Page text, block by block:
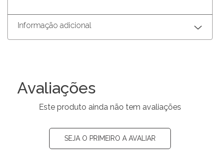
Informação adicional
Avaliações
Este produto ainda não tem avaliações
SEJA O PRIMEIRO A AVALIAR